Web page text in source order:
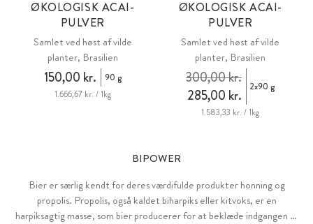
ØKOLOGISK ACAI-
PULVER
Samlet ved høst af vilde
planter, Brasilien
150,00 kr.
90 g
1.666,67 kr. / 1kg
ØKOLOGISK ACAI-
PULVER
Samlet ved høst af vilde
planter, Brasilien
285,00 kr.
300,00 kr. 2x90 g
1.583,33 kr. / 1kg
BIPOWER
Bier er særlig kendt for deres værdifulde produkter honning og
propolis. Propolis, også kaldet biharpiks eller kitvoks, er en
harpiksagtig masse, som bier producerer for at beklæde indgangen til